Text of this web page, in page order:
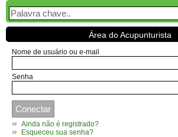
Área do Acupunturista
Nome de usuário ou e-mail
Senha
Ainda não é registrado?
Esqueceu sua senha?